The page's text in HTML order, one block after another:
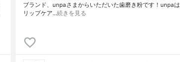
ブランド、unpaさまからいただいた歯磨き粉です！unpaは
リップケア…続きを見る